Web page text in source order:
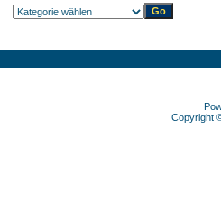
Copyright